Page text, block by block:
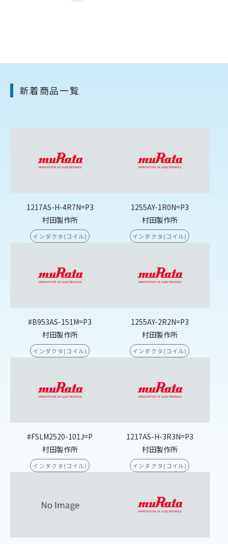
新着商品一覧
1217AS-H-4R7N=P3
村田製作所
インダクタ(コイル)
1255AY-1R0N=P3
村田製作所
インダクタ(コイル)
#B953AS-151M=P3
村田製作所
インダクタ(コイル)
1255AY-2R2N=P3
村田製作所
インダクタ(コイル)
#FSLM2520-101J=P
村田製作所
インダクタ(コイル)
1217AS-H-3R3N=P3
村田製作所
インダクタ(コイル)